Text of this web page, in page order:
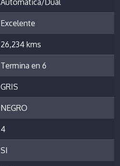
Automática/Dual
Excelente
26,234 kms
Termina en 6
GRIS
NEGRO
4
SI